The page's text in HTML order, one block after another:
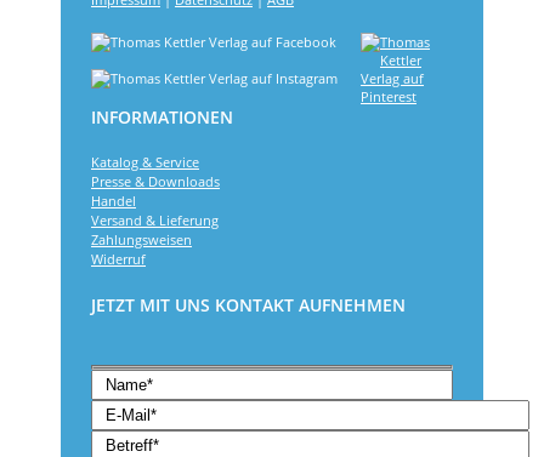
INFORMATIONEN
Katalog & Service
Presse & Downloads
Handel
Versand & Lieferung
Zahlungsweisen
Widerruf
JETZT MIT UNS KONTAKT AUFNEHMEN